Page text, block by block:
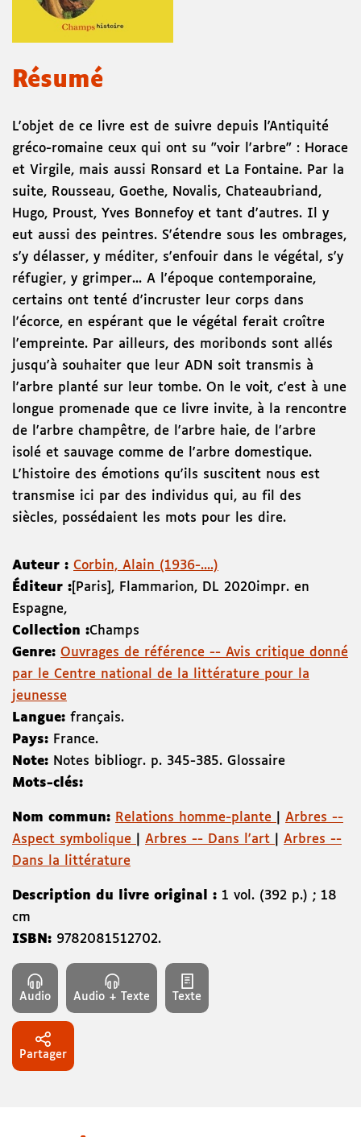
Résumé
L'objet de ce livre est de suivre depuis l'Antiquité
gréco-romaine ceux qui ont su "voir l'arbre" : Horace
et Virgile, mais aussi Ronsard et La Fontaine. Par la
suite, Rousseau, Goethe, Novalis, Chateaubriand,
Hugo, Proust, Yves Bonnefoy et tant d'autres. Il y
eut aussi des peintres. S'étendre sous les ombrages,
s'y délasser, y méditer, s'enfouir dans le végétal, s'y
réfugier, y grimper... A l'époque contemporaine,
certains ont tenté d'incruster leur corps dans
l'écorce, en espérant que le végétal ferait croître
l'empreinte. Par ailleurs, des moribonds sont allés
jusqu'à souhaiter que leur ADN soit transmis à
l'arbre planté sur leur tombe. On le voit, c'est à une
longue promenade que ce livre invite, à la rencontre
de l'arbre champêtre, de l'arbre haie, de l'arbre
isolé et sauvage comme de l'arbre domestique.
L'histoire des émotions qu'ils suscitent nous est
transmise ici par des individus qui, au fil des
siècles, possédaient les mots pour les dire.
Auteur : Corbin, Alain (1936-....)
Éditeur : [Paris] , Flammarion, DL 2020impr. en
Espagne,
Collection :Champs
Genre: Ouvrages de référence -- Avis critique donné
par le Centre national de la littérature pour la
jeunesse
Langue: français.
Pays: France.
Note: Notes bibliogr. p. 345-385. Glossaire
Mots-clés:
Nom commun: Relations homme-plante
Arbres --
Aspect symbolique
Arbres -- Dans l'art
Arbres --
Dans la littérature
Description du livre original : 1 vol. (392 p.) ; 18
cm
ISBN: 9782081512702.
Audio Audio + Texte Texte
Partager